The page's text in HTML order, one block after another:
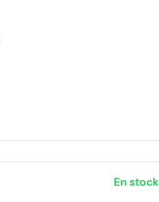
En stock